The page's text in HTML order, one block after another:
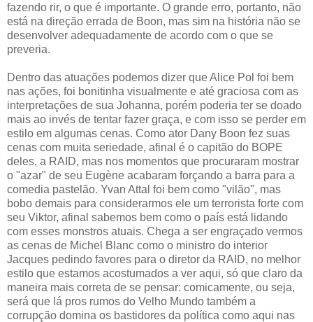
fazendo rir, o que é importante. O grande erro, portanto, não
está na direção errada de Boon, mas sim na história não se
desenvolver adequadamente de acordo com o que se
preveria.
Dentro das atuações podemos dizer que Alice Pol foi bem
nas ações, foi bonitinha visualmente e até graciosa com as
interpretações de sua Johanna, porém poderia ter se doado
mais ao invés de tentar fazer graça, e com isso se perder em
estilo em algumas cenas. Como ator Dany Boon fez suas
cenas com muita seriedade, afinal é o capitão do BOPE
deles, a RAID, mas nos momentos que procuraram mostrar
o "azar" de seu Eugène acabaram forçando a barra para a
comedia pastelão. Yvan Attal foi bem como "vilão", mas
bobo demais para considerarmos ele um terrorista forte com
seu Viktor, afinal sabemos bem como o país está lidando
com esses monstros atuais. Chega a ser engraçado vermos
as cenas de Michel Blanc como o ministro do interior
Jacques pedindo favores para o diretor da RAID, no melhor
estilo que estamos acostumados a ver aqui, só que claro da
maneira mais correta de se pensar: comicamente, ou seja,
será que lá pros rumos do Velho Mundo também a
corrupção domina os bastidores da política como aqui nas